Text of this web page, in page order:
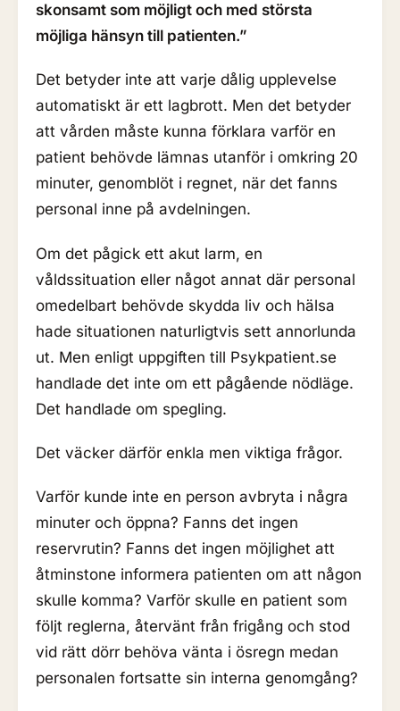
skonsamt som möjligt och med största
möjliga hänsyn till patienten.”
Det betyder inte att varje dålig upplevelse
automatiskt är ett lagbrott. Men det betyder
att vården måste kunna förklara varför en
patient behövde lämnas utanför i omkring 20
minuter, genomblöt i regnet, när det fanns
personal inne på avdelningen.
Om det pågick ett akut larm, en
våldssituation eller något annat där personal
omedelbart behövde skydda liv och hälsa
hade situationen naturligtvis sett annorlunda
ut. Men enligt uppgiften till Psykpatient.se
handlade det inte om ett pågående nödläge.
Det handlade om spegling.
Det väcker därför enkla men viktiga frågor.
Varför kunde inte en person avbryta i några
minuter och öppna? Fanns det ingen
reservrutin? Fanns det ingen möjlighet att
åtminstone informera patienten om att någon
skulle komma? Varför skulle en patient som
följt reglerna, återvänt från frigång och stod
vid rätt dörr behöva vänta i ösregn medan
personalen fortsatte sin interna genomgång?